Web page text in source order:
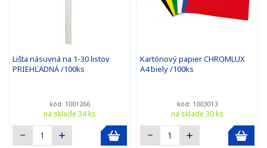
Lišta násuvná na 1-30 listov
PRIEHĽADNÁ /100ks
kód: 1001266
na sklade 34 ks
Kartónový papier CHROMLUX
A4 biely /100ks
kód: 1003013
na sklade 30 ks